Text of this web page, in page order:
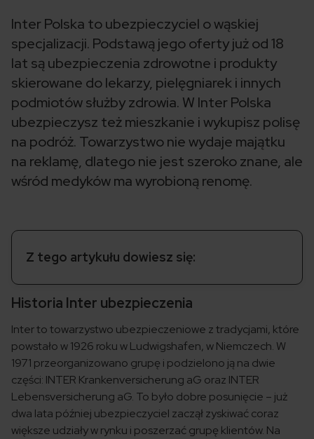
Inter Polska to ubezpieczyciel o wąskiej
specjalizacji. Podstawą jego oferty już od 18
lat są ubezpieczenia zdrowotne i produkty
skierowane do lekarzy, pielęgniarek i innych
podmiotów służby zdrowia. W Inter Polska
ubezpieczysz też mieszkanie i wykupisz polisę
na podróż. Towarzystwo nie wydaje majątku
na reklamę, dlatego nie jest szeroko znane, ale
wśród medyków ma wyrobioną renomę.
Z tego artykułu dowiesz się:
Historia Inter ubezpieczenia
Inter to towarzystwo ubezpieczeniowe z tradycjami, które
powstało w 1926 roku w Ludwigshafen, w Niemczech. W
1971 przeorganizowano grupę i podzielono ją na dwie
części: INTER Krankenversicherung aG oraz INTER
Lebensversicherung aG. To było dobre posunięcie – już
dwa lata później ubezpieczyciel zaczął zyskiwać coraz
większe udziały w rynku i poszerzać grupę klientów. Na